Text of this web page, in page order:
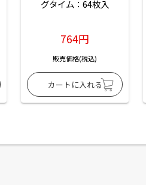
グタイム：64枚入
764円
販売価格(税込)